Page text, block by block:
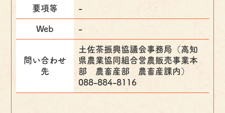
要項等 -
Web -
問い合わせ
先
土佐茶振興協議会事務局（高知
県農業協同組合営農販売事業本
部 農畜産部 農畜産課内）
088-884-8116